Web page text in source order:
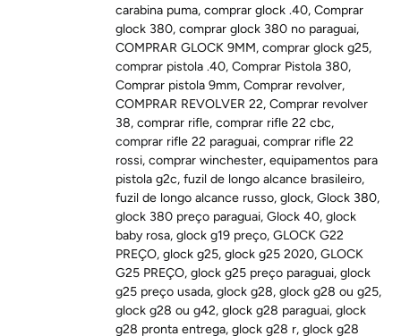
carabina puma,comprar glock .40,Comprar
glock 380,comprar glock 380 no paraguai,
COMPRAR GLOCK 9MM,comprar glock g25,
comprar pistola .40,Comprar Pistola 380,
Comprar pistola 9mm,Comprar revolver,
COMPRAR REVOLVER 22,Comprar revolver
38,comprar rifle,comprar rifle 22 cbc,
comprar rifle 22 paraguai,comprar rifle 22
rossi,comprar winchester,equipamentos para
pistola g2c,fuzil de longo alcance brasileiro,
fuzil de longo alcance russo,glock,Glock 380,
glock 380 preço paraguai,Glock 40,glock
baby rosa,glock g19 preço,GLOCK G22
PREÇO,glock g25,glock g25 2020,GLOCK
G25 PREÇO,glock g25 preço paraguai,glock
g25 preço usada,glock g28,glock g28 ou g25,
glock g28 ou g42,glock g28 paraguai,glock
g28 pronta entrega,glock g28 r,glock g28